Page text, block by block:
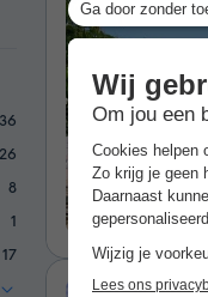
36
26
8
1
17